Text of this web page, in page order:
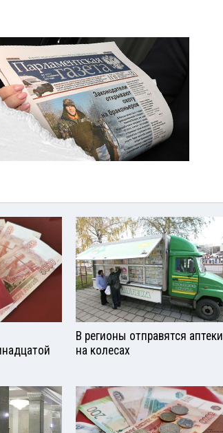
В регионы отправятся аптеки
на колесах